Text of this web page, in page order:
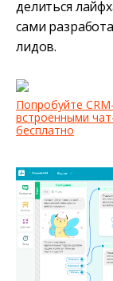
делиться
сами
лидов.
Попробуйте
встроенными
бесплатно